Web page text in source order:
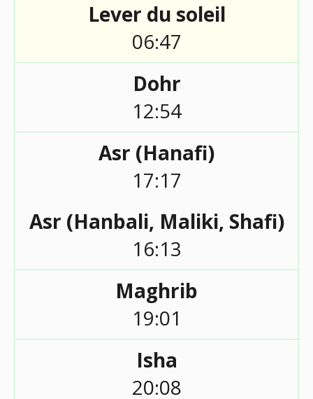
Lever du soleil
06:47
Dohr
12:54
Asr (Hanafi)
17:17
Asr (Hanbali, Maliki, Shafi)
16:13
Maghrib
19:01
Isha
20:08